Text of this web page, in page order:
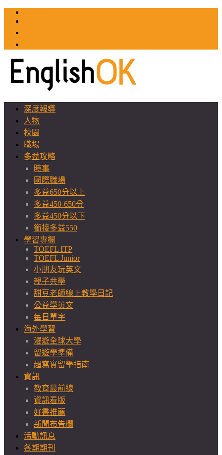
深度報導
人物
校園
職場
多益攻略
時事
國際職場
多益650分以上
多益450-650分
多益450分以下
銜接多益550
學習專欄
TOEFL ITP
TOEFL Junior
小朋友玩英文
親子共學
甜豆老師線上教學日記
公益學英文
每日單字
海外學習
漫遊全球大學
留遊學準備
超寫實留學指南
資訊
教育最前線
資訊看版
好書推薦
新聞布告欄
活動訊息
各期期刊